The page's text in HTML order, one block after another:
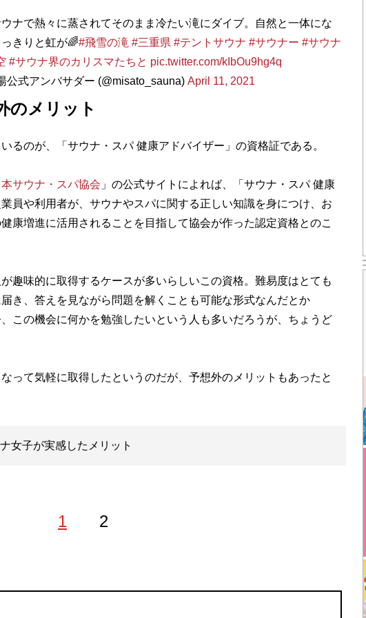
ナで熱々に蒸されてそのまま冷たい滝にダイブ。自然と一体にな
きりと虹が🌈#飛雪の滝 #三重県 #テントサウナ #サウナー #サウナ
#サウナ界のカリスマたちと pic.twitter.com/kIbOu9hg4q
式アンバサダー (@misato_sauna) April 11, 2021
のメリット
るのが、「サウナ・スパ 健康アドバイザー」の資格証である。
本サウナ・スパ協会 」の公式サイトによれば、「サウナ・スパ 健康
員や利用者が、サウナやスパに関する正しい知識を身につけ、お
康増進に活用されることを目指して協会が作った認定資格とのこ
趣味的に取得するケースが多いらしいこの資格。難易度はとても
き、答えを見ながら問題を解くことも可能な形式なんだとか
この機会に何かを勉強したいという人も多いだろうが、ちょうど
って気軽に取得したというのだが、予想外のメリットもあったと
女子が実感したメリット
1 2
サウナレビューを発信中。 Twitter：